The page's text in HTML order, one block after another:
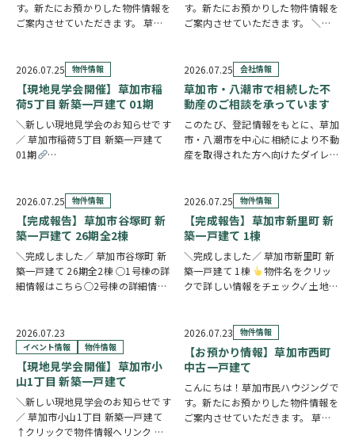
す。新たにお預かりした物件情報を
ご案内させていただきます。 草加
宅からスーパー・ドラッグストアま
で徒歩3分圏内と、買い物に便利な
立地です。2…
す。新たにお預かりした物件情報を
ご案内させていただきます。 ＼弊
ら〇2区画の詳細情報はこちら〇3
区画の詳細情報はこちら
クリッ
クで詳しい情…
2026.07.25 物件情報
【現地見学会開催】草加市稲
荷5丁目 新築一戸建て 01期
＼新しい現地見学会のお知らせです
／ 草加市稲荷5丁目 新築一戸建て
01期
2026.07.25 会社情報
草加市・八潮市で相続した不
動産のご相談を承っています
このたび、登記情報をもとに、草加
市・八潮市を中心に相続により不動
産を取得された方へ向けたダイレク
のまま所有していてもいいの？」
「売却した方がいいのかわからな
い」「空き家の管理や…
2026.07.25 物件情報
【完成報告】草加市谷塚町 新
築一戸建て 26期全2棟
＼完成しました／ 草加市谷塚町 新
築一戸建て 26期全2棟 ○1号棟の詳
細情報はこちら○2号棟の詳細情報
に、豊富な収納と暮らしに役立つ便
利な設備が毎日の暮らしを快適にサ
ポー…
2026.07.25 物件情報
【完成報告】草加市新里町 新
築一戸建て 1棟
＼完成しました／ 草加市新里町 新
築一戸建て 1棟
物件名をクリッ
クで詳しい情報をチェック✓ 土地
い。長期優良住宅・BELS認定を取
得し、毎日の快適さと省エネ性能を
両立しまし…
2026.07.23
イベント情報 物件情報
【現地見学会開催】草加市小
山1丁目 新築一戸建て
＼新しい現地見学会のお知らせです
／ 草加市小山1丁目 新築一戸建て
↑クリックで物件情報へリンク お
2026.07.23 物件情報
【お預かり情報】草加市西町
中古一戸建て
こんにちは！草加市民ハウジングで
す。新たにお預かりした物件情報を
ご案内させていただきます。 草加